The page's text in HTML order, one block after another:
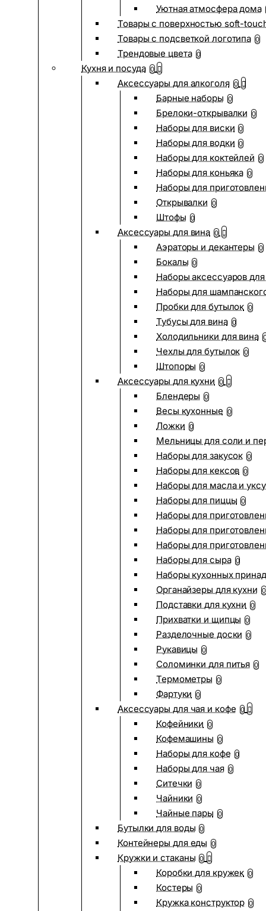
Уютная атмосфера дома
Товары с поверхностью soft-
Товары с подсветкой логотипа 0
Трендовые цвета 0
Кухня и посуда 0
Аксессуары для алкоголя 0
Барные наборы 0
Брелоки-открывалки 0
Наборы для виски 0
Наборы для водки 0
Наборы для коктейлей 0
Наборы для коньяка 0
Наборы для
Открывалки 0
Штофы 0
Аксессуары для вина 0
Аэраторы и декантеры 0
Бокалы 0
Наборы аксессуаров
Наборы для
Пробки для бутылок 0
Тубусы для вина 0
Холодильники для вина
Чехлы для бутылок 0
Штопоры 0
Аксессуары для кухни 0
Блендеры 0
Весы кухонные 0
Ложки 0
Мельницы для соли и
Наборы для закусок 0
Наборы для кексов 0
Наборы для масла и
Наборы для пиццы 0
Наборы для
Наборы для
Наборы для
Наборы для сыра 0
Наборы кухонных
Органайзеры для кухни 0
Подставки для кухни 0
Прихватки и щипцы 0
Разделочные доски 0
Рукавицы 0
Соломинки для питья 0
Термометры 0
Фартуки 0
Аксессуары для чая и кофе 0
Кофейники 0
Кофемашины 0
Наборы для кофе 0
Наборы для чая 0
Ситечки 0
Чайники 0
Чайные пары 0
Бутылки для воды 0
Контейнеры для еды 0
Кружки и стаканы 0
Коробки для кружек 0
Костеры 0
Кружка конструктор 0